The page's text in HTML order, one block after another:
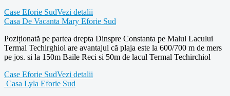
Case Eforie SudVezi detalii
Casa De Vacanta Mary Eforie Sud
Poziționată pe partea drepta Dinspre Constanta pe Malul Lacului
Termal Techirghiol are avantajul că plaja este la 600/700 m de mers
pe jos. si la 150m Baile Reci si 50m de lacul Termal Techirchiol
Case Eforie SudVezi detalii
Casa Lyla Eforie Sud